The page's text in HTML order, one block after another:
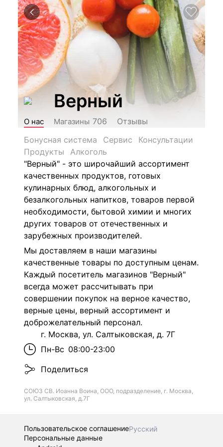
Верный
О нас Магазины 706
Отзывы
Бонусная система
Сервис
Консультации
Продукты
Алкоголь
"Верный" - это широчайший ассортимент
качественных продуктов, готовых
кулинарных блюд, алкогольных и
безалкогольных напитков, товаров первой
необходимости, бытовой химии и многих
других товаров от отечественных и
зарубежных производителей.
Мы доставляем в наши магазины
качественные товары по доступным ценам.
Каждый посетитель магазинов "Верный"
всегда может рассчитывать при
совершении покупок на верное качество,
верные цены, верный ассортимент и
доброжелательный персонал.
г. Москва, ул. Салтыковская, д. 7Г
Пн-Вс 08:00-23:00
Поделиться
СОЮЗ СВ. Иоанна Воина, ООО, подразделение, г. Москва,
ул. Салтыковская, д.7Г
Пользовательское соглашениеРусский
Персональные данные